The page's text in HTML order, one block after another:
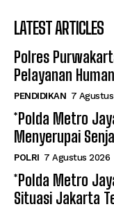
LATEST ARTICLES
Polres
Pelayanan
PENDIDIKAN 7
*Polda Metro
Menyerupai
POLRI 7 Agustus 2026
*Polda Metro
Situasi Jakarta